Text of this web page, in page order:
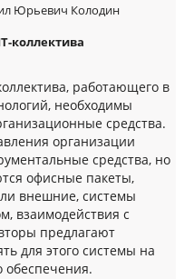
Юрьевич Колодин
коллектива
работающего в
необходимы
средства.
организации
средства, но
офисные пакеты,
внешние, системы
взаимодействия с
предлагают
для этого системы на
обеспечения.